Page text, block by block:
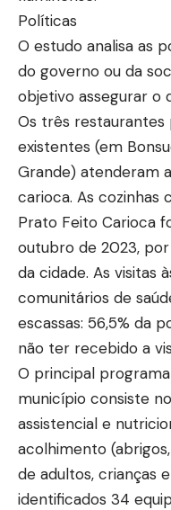
Políticas
O estudo analisa as
do governo ou da
objetivo assegurar o
Os três restaurantes
existentes (em
Grande) atenderam
carioca. As cozinhas
Prato Feito Carioca
outubro de 2023, por
da cidade. As visitas
comunitários de
escassas: 56,5% da
não ter recebido a
O principal
município consiste
assistencial e
acolhimento
de adultos, crianças
identificados 34